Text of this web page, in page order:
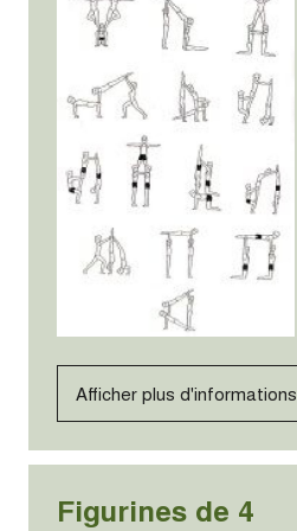
Afficher plus d'informations
Figurines de 4